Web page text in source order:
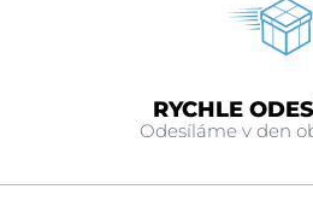
RYCHLE
Odesíláme v den